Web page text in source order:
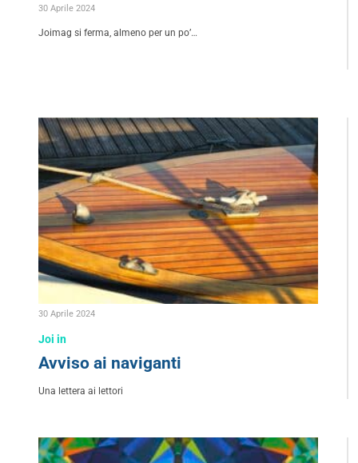
30 Aprile 2024
Joimag si ferma, almeno per un po’…
30 Aprile 2024
Joi in
Avviso ai naviganti
Una lettera ai lettori